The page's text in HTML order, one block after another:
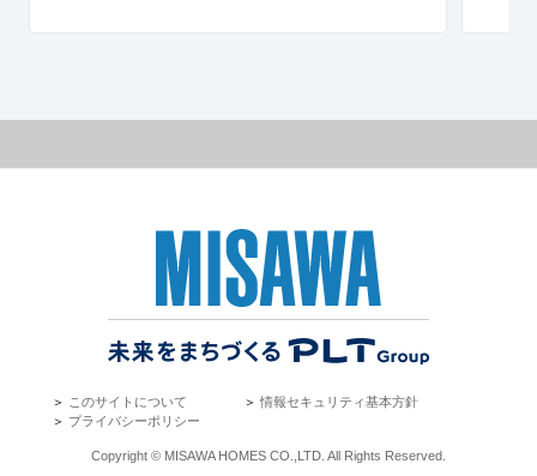
＞ このサイトについて ＞情報セキュリティ基本方針
＞ プライバシーポリシー
Copyright © MISAWA HOMES CO.,LTD. All Rights Reserved.